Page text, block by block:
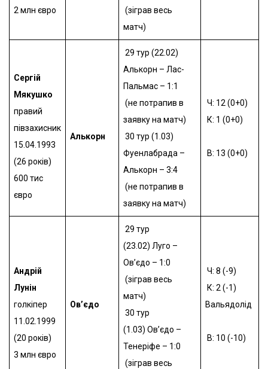
2 млн євро
(зіграв весь
матч)
Сергій
Мякушко
правий
півзахисник
15.04.1993
(26 років)
600 тис
євро
Алькорн
29 тур (22.02)
Алькорн – Лас-
Пальмас – 1:1
(не потрапив в
заявку на матч)
30 тур (1.03)
Фуенлабрада –
Алькорн – 3:4
(не потрапив в
заявку на матч)
Ч: 12 (0+0)
К: 1 (0+0)
В: 13 (0+0)
Андрій
Лунін
голкіпер
11.02.1999
(20 років)
3 млн євро
Ов’єдо
29 тур
(23.02) Луго –
Ов’єдо – 1:0
(зіграв весь
матч)
30 тур
(1.03) Ов’єдо –
Тенеріфе – 1:0
(зіграв весь
Ч: 8 (-9)
К: 2 (-1)
Вальядолід
В: 10 (-10)